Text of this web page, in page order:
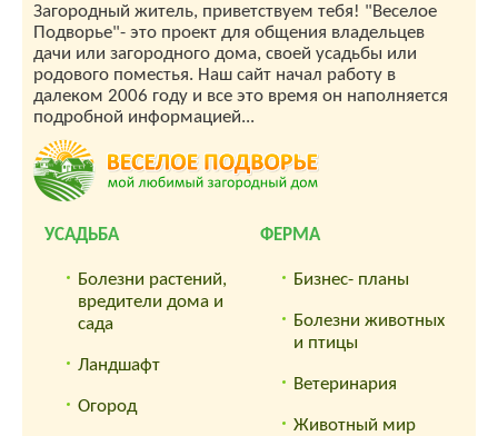
Загородный житель, приветствуем тебя! "Веселое
Подворье"- это проект для общения владельцев
дачи или загородного дома, своей усадьбы или
родового поместья. Наш сайт начал работу в
далеком 2006 году и все это время он наполняется
подробной информацией...
УСАДЬБА
Болезни растений,
вредители дома и
сада
Ландшафт
Огород
ФЕРМА
Бизнес- планы
Болезни животных
и птицы
Ветеринария
Животный мир